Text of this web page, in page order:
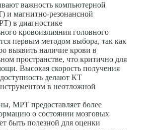
важность компьютерной
и магнитно-резонансной
в диагностике
кровоизлияния головного
первым методом выбора, так как
выявить наличие крови в
пространстве, что критично для
Высокая скорость получения
делают КТ
в неотложной
МРТ предоставляет более
о состоянии мозговых
быть полезной для оценки